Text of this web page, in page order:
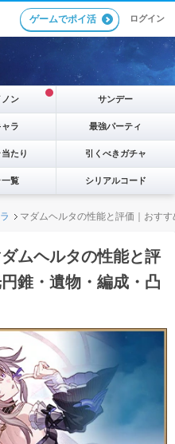
ゲームでポイ活 ログイン
ノン サンデー
ラ 最強パーティ
たり 引くべきガチャ
一覧 シリアルコード
マダムヘルタの性能と評価｜おす
ムヘルタの性能と評
錐・遺物・編成・凸